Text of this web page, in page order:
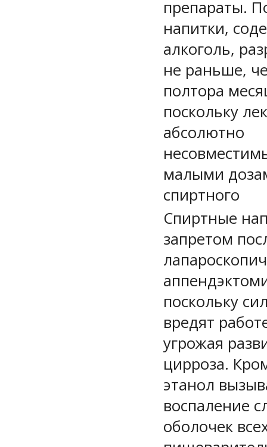
препараты.
напитки,
алкоголь,
не раньше,
полтора
поскольку
абсолютно
малыми
спиртного
Спиртные
запретом
поскольку
вредят
угрожая
цирроза.
этанол
воспаление
оболочек